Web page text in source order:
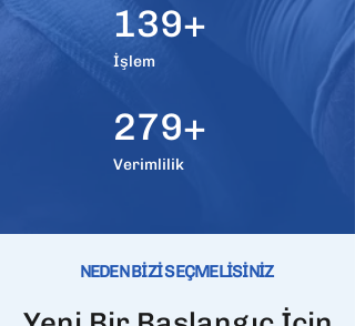
139+
İşlem
279+
Verimlilik
NEDEN BİZİ SEÇMELİSİNİZ